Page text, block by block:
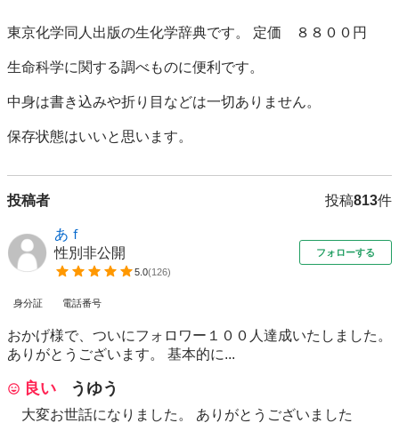
東京化学同人出版の生化学辞典です。 定価　８８００円
生命科学に関する調べものに便利です。
中身は書き込みや折り目などは一切ありません。
保存状態はいいと思います。
投稿者 投稿813件
あｆ
性別非公開
5.0(126)
フォローする
身分証 電話番号
おかげ様で、ついにフォロワー１００人達成いたしました。
ありがとうございます。 基本的に...
良い うゆう
大変お世話になりました。 ありがとうございました